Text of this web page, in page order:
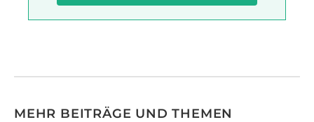
MEHR BEITRÄGE UND THEMEN